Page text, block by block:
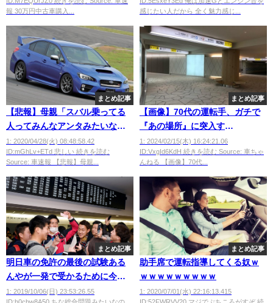
報 30万円中古車購入...
～
感じたい人だから 全く魅力感じ...
まとめ記事
【悲報】母親「スバル乗ってる
人ってみんなアンタみたいな顔
だよね」
1: 2020/04/28(火) 08:48:58.42
ID:mGhLv+ETd 悲しい 続きを読む
Source: 車速報 【悲報】母親...
まとめ記事
【画像】70代の運転手、ガチで
『あの場所』に突入す
る！！！！！
1: 2024/02/15(木) 16:24:21.06
ID:VxgId6KdH 続きを読む Source: 車ちゃ
んねる 【画像】70代...
まとめ記事
明日車の免許の最後の試験ある
んやが一発で受かるために今で
きることなにかあるか？
1: 2019/10/06(日) 23:53:26.55
まとめ記事
助手席で運転指導してくる奴ｗ
ｗｗｗｗｗｗｗｗｗ
1: 2020/07/01(水) 22:16:13.415